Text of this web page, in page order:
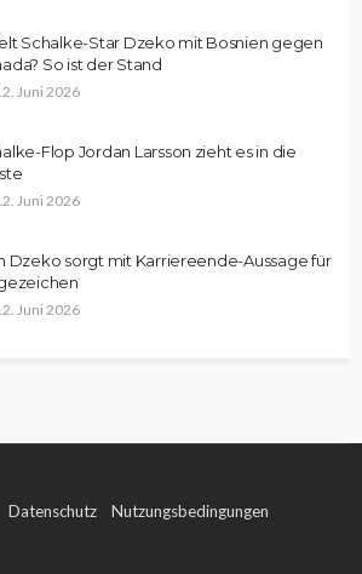
Schalke-Star Dzeko mit Bosnien gegen
So ist der Stand
Juni 2026
Flop Jordan Larsson zieht es in die
Juni 2026
Dzeko sorgt mit Karriereende-Aussage für
Juni 2026
Datenschutz Nutzungsbedingungen